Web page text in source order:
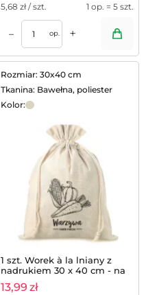
5,68 zł / szt. 1 op. = 5 szt.
– op. +
Rozmiar: 30x40 cm
Tkanina: Bawełna, poliester
Kolor:
1 szt. Worek à la lniany z
nadrukiem 30 x 40 cm - na
warzywa (PL)
13,99 zł